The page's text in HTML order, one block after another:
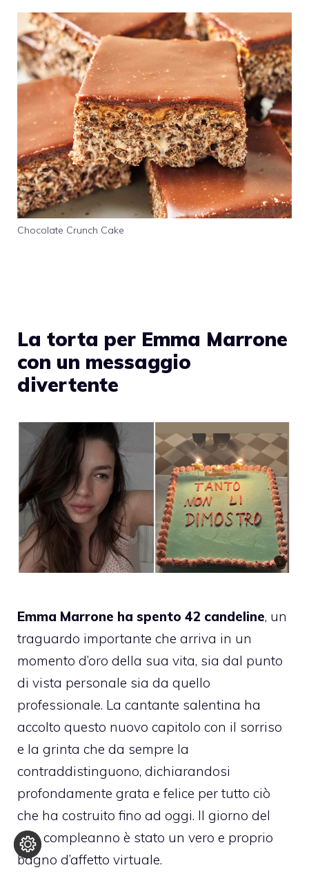
Chocolate Crunch Cake
La torta per Emma Marrone
con un messaggio
divertente
Emma Marrone ha spento 42 candeline, un
traguardo importante che arriva in un
momento d’oro della sua vita, sia dal punto
di vista personale sia da quello
professionale. La cantante salentina ha
accolto questo nuovo capitolo con il sorriso
e la grinta che da sempre la
contraddistinguono, dichiarandosi
profondamente grata e felice per tutto ciò
che ha costruito fino ad oggi. Il giorno del
suo compleanno è stato un vero e proprio
bagno d’affetto virtuale.